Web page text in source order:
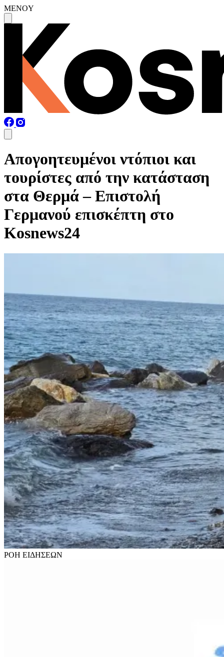
MENOY
Απογοητευμένοι ντόπιοι και
τουρίστες από την κατάσταση
στα Θερμά – Επιστολή
Γερμανού επισκέπτη στο
Kosnews24
ΡΟΗ ΕΙΔΗΣΕΩΝ